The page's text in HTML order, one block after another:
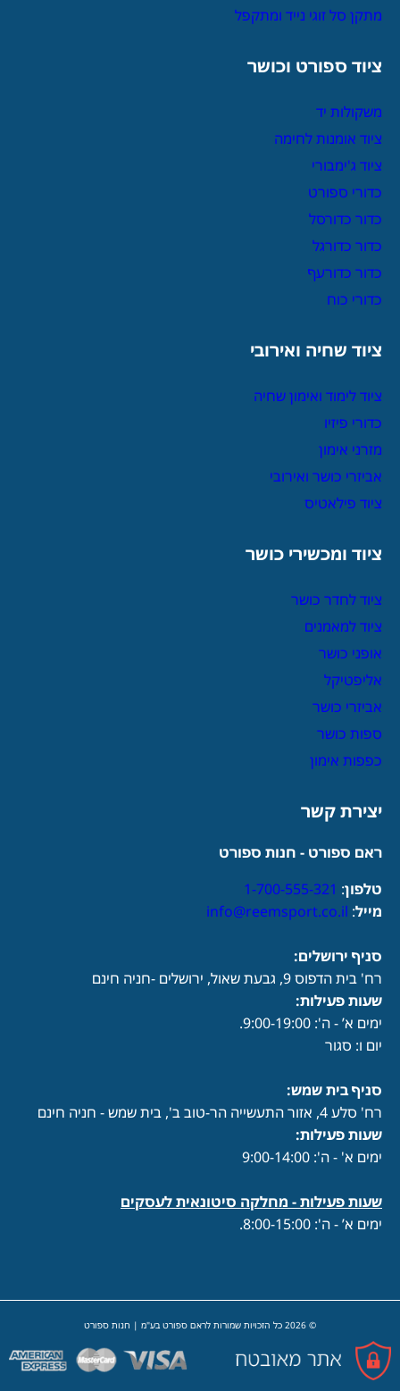
מתקן סל זוגי נייד ומתקפל
ציוד ספורט וכושר
משקולות יד
ציוד אומנות לחימה
ציוד ג'ימבורי
כדורי ספורט
כדור כדורסל
כדור כדורגל
כדור כדורעף
כדורי כוח
ציוד שחיה ואירובי
ציוד לימוד ואימון שחיה
כדורי פיזיו
מזרני אימון
אביזרי כושר ואירובי
ציוד פילאטיס
ציוד ומכשירי כושר
ציוד לחדר כושר
ציוד למאמנים
אופני כושר
אליפטיקל
אביזרי כושר
ספות כושר
כפפות אימון
יצירת קשר
ראם ספורט - חנות ספורט
טלפון:
1-700-555-321
מייל:
info@reemsport.co.il
סניף ירושלים:
רח' בית הדפוס 9, גבעת שאול, ירושלים -חניה חינם
שעות פעילות:
ימים א’ - ה': 9:00-19:00.
יום ו: סגור
סניף בית שמש:
רח' סלע 4, אזור התעשייה הר-טוב ב', בית שמש - חניה חינם
שעות פעילות:
ימים א' - ה': 9:00-14:00
שעות פעילות - מחלקה סיטונאית לעסקים
ימים א’ - ה': 8:00-15:00.
© 2026 כל הזכויות שמורות לראם ספורט בע"מ | חנות ספורט